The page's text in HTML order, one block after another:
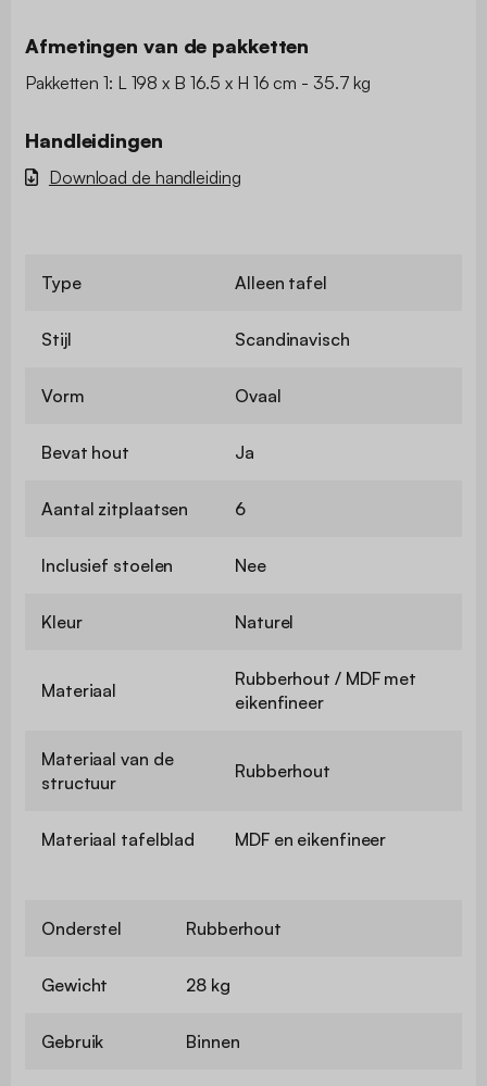
Afmetingen van de pakketten
Pakketten 1: L 198 x B 16.5 x H 16 cm - 35.7 kg
Handleidingen
Download de handleiding
Type Alleen tafel
Stijl Scandinavisch
Vorm Ovaal
Bevat hout Ja
Aantal zitplaatsen 6
Inclusief stoelen Nee
Kleur Naturel
Materiaal
Rubberhout / MDF met
eikenfineer
Materiaal van de
structuur
Rubberhout
Materiaal tafelblad MDF en eikenfineer
Onderstel Rubberhout
Gewicht 28 kg
Gebruik Binnen